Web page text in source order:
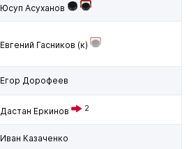
Юсуп Асуханов
Евгений Гасников (к)
Егор Дорофеев
Дастан Еркинов 2
Иван Казаченко